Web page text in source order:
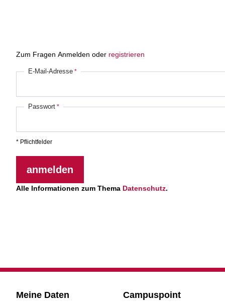
Zum Fragen Anmelden oder registrieren
E-Mail-Adresse
Passwort
* Pflichtfelder
anmelden
Alle Informationen zum Thema Datenschutz.
Meine Daten Campuspoint